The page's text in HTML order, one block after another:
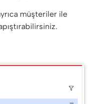
müşteriler ile